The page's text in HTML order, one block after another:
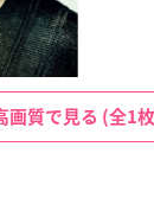
画質で見る (全1